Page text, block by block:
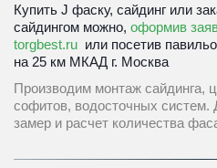
Купить J фаску, сайдинг или
сайдингом можно, оформив
torgbest.ru
  или
посетив
на 25 км МКАД г. Москва
Производим монтаж сайдинга,
софитов, водосточных систем.
замер и расчет количества